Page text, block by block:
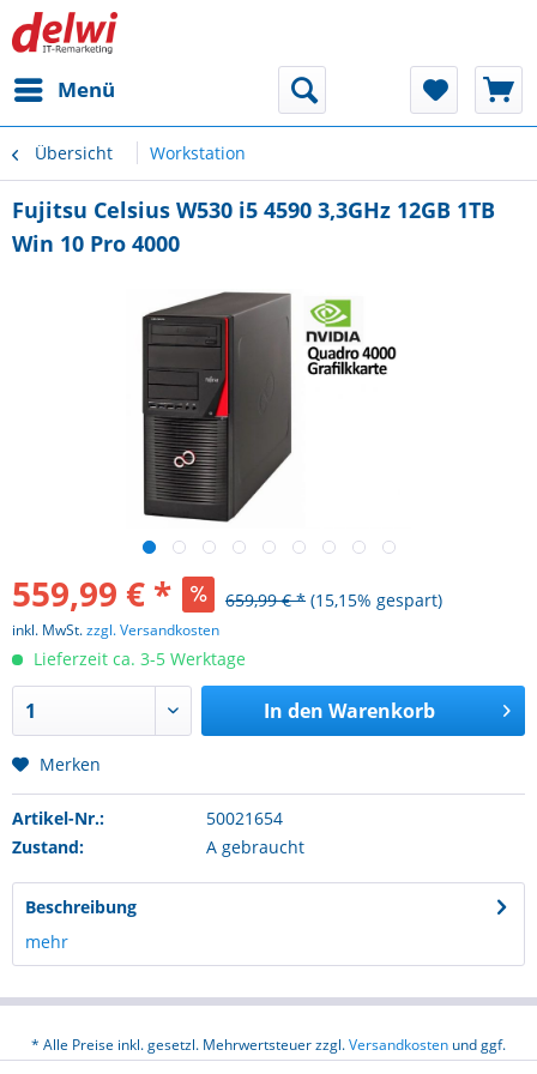
Menü
Übersicht Workstation
Fujitsu Celsius W530 i5 4590 3,3GHz 12GB 1TB
Win 10 Pro 4000
559,99 € * 659,99 € * (15,15% gespart)
inkl. MwSt.zzgl. Versandkosten
Lieferzeit ca. 3-5 Werktage
In den Warenkorb
Merken
Artikel-Nr.:
50021654
Zustand:
A gebraucht
Beschreibung
mehr
* Alle Preise inkl. gesetzl. Mehrwertsteuer zzgl.Versandkosten und ggf.